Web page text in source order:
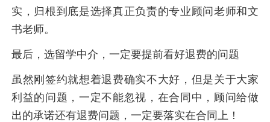
实，归根到底是选择真正负责的专业顾问老师和文
书老师。
最后，选留学中介，一定要提前看好退费的问题
虽然刚签约就想着退费确实不大好，但是关于大家
利益的问题，一定不能忽视，在合同中，顾问给做
出的承诺还有退费问题，一定要落实在合同上！